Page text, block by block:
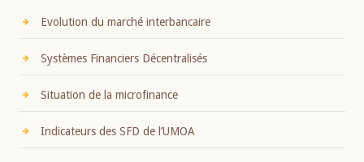
Evolution du marché interbancaire
Systèmes Financiers Décentralisés
Situation de la microfinance
Indicateurs des SFD de l’UMOA